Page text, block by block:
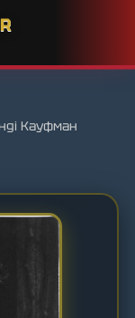
Кауфман